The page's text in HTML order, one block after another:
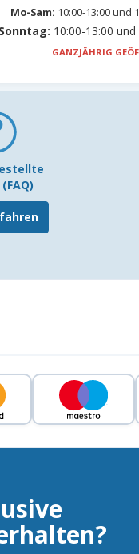
Mo-Sam: 10:00-13:00 und
Sonntag: 10:00-13:00
GANZJÄHRIG